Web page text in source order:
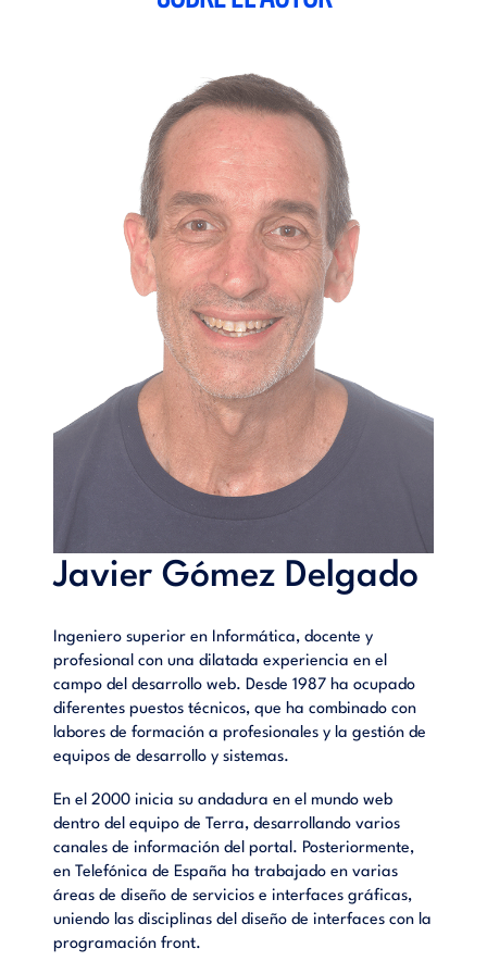
ejemplos y practicar con las actividades propuestas.
interesada en adquirir o mejorar sus habilidades en el
Selección de arquitecturas y herramientas de
programación.- Sintaxis del lenguaje.- Utilización de los
objetos predefinidos.- Arrays, funciones y objetos.- Eventos y
formularios.- Uso del DOM.- Utilización de mecanismos
asíncronos.- Almacenamiento de datos en el cliente.-
Integración avanzada de componentes.- Full Stack HTML,
CSS, JavaScript, PHP, MySQL.- Node.js y React.js.-
Javier Gómez Delgado
Ingeniero superior en Informática, docente y
profesional con una dilatada experiencia en el
campo del desarrollo web. Desde 1987 ha ocupado
diferentes puestos técnicos, que ha combinado con
labores de formación a profesionales y la gestión de
equipos de desarrollo y sistemas.
En el 2000 inicia su andadura en el mundo web
dentro del equipo de Terra, desarrollando varios
canales de información del portal. Posteriormente,
en Telefónica de España ha trabajado en varias
áreas de diseño de servicios e interfaces gráficas,
uniendo las disciplinas del diseño de interfaces con la
programación front.